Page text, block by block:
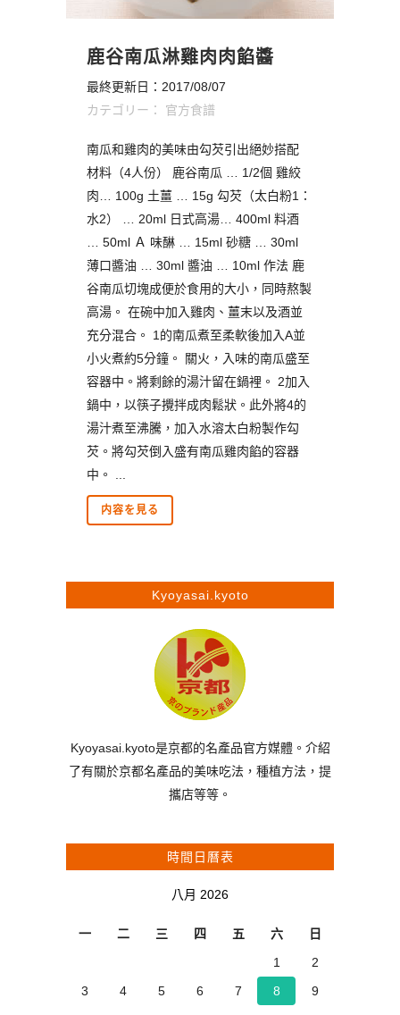
鹿谷南瓜淋雞肉肉餡醬
最終更新日：2017/08/07
カテゴリー： 官方食譜
南瓜和雞肉的美味由勾芡引出絕妙搭配
材料（4人份） 鹿谷南瓜 … 1/2個 雞絞
肉… 100g 土薑 … 15g 勾芡（太白粉1：
水2） … 20ml 日式高湯… 400ml 料酒
… 50ml Ａ 味醂 … 15ml 砂糖 … 30ml
薄口醬油 … 30ml 醬油 … 10ml 作法 鹿
谷南瓜切塊成便於食用的大小，同時熬製
高湯。 在碗中加入雞肉、薑末以及酒並
充分混合。 1的南瓜煮至柔軟後加入A並
小火煮約5分鐘。 關火，入味的南瓜盛至
容器中。將剩餘的湯汁留在鍋裡。 2加入
鍋中，以筷子攪拌成肉鬆狀。此外將4的
湯汁煮至沸騰，加入水溶太白粉製作勾
芡。將勾芡倒入盛有南瓜雞肉餡的容器
中。 ...
内容を見る
Kyoyasai.kyoto
Kyoyasai.kyoto是京都的名產品官方媒體。介紹
了有關於京都名產品的美味吃法，種植方法，提
攜店等等。
時間日曆表
八月 2026
一 二 三 四 五 六
日
1
2
3
4 5 6 7 8
9